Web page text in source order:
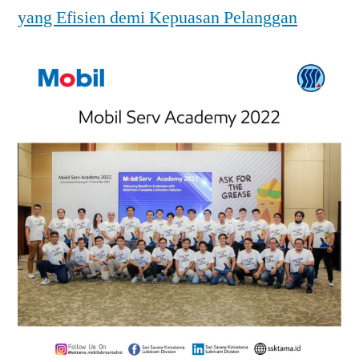
yang Efisien demi Kepuasan Pelanggan